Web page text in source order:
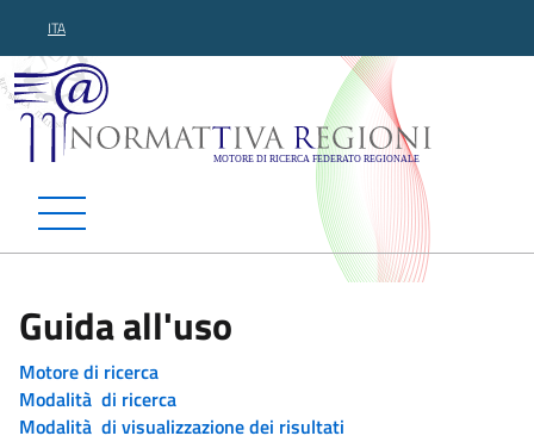
ITA
Normattiva Regioni -
Guida all'uso
Motore di ricerca
Modalità di ricerca
Modalità di visualizzazione dei risultati